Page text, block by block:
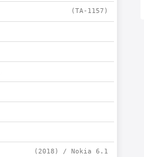
(TA-1157)
(2018) / Nokia 6.1